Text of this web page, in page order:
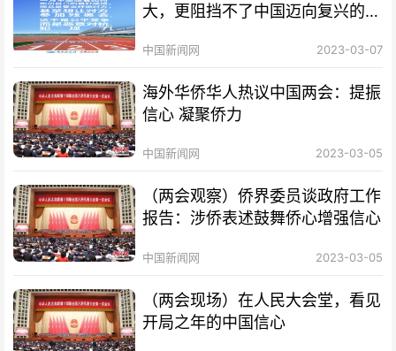
大，更阻挡不了中国迈向复兴的步
中国新闻网 2023-03-07
海外华侨华人热议中国两会：提振
信心 凝聚侨力
中国新闻网 2023-03-05
（两会观察）侨界委员谈政府工作
报告：涉侨表述鼓舞侨心增强信心
中国新闻网 2023-03-05
（两会现场）在人民大会堂，看见
开局之年的中国信心